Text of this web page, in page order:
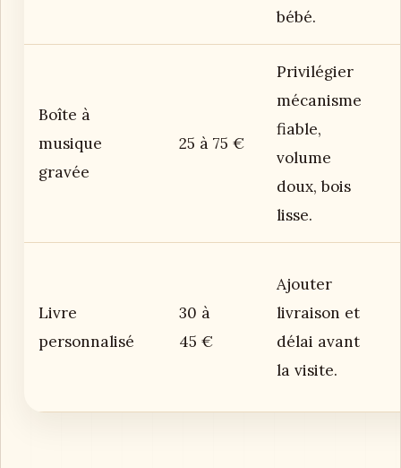
bébé.
Boîte à
musique
gravée
25 à 75 €
Privilégier
mécanisme
fiable,
volume
doux, bois
lisse.
Livre
personnalisé
30 à
45 €
Ajouter
livraison et
délai avant
la visite.